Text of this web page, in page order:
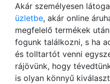
Akár személyesen
üzletbe, akár online
megfelelő termékek
fogunk találkozni, s ha
és tolltartót venni
rájövünk, hogy
is olyan könnyű